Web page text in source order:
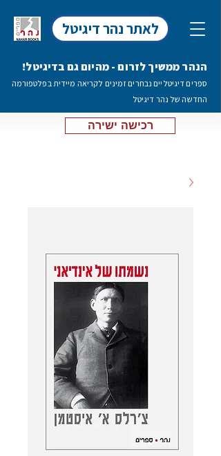
לאתר נהר דיגיטל
הנהר ממשיך לזרום - מהיום גם בדיגיטל!
ספרים דיגיטליים נבחרים זמינים לקריאה מיידית בפלטפורמה
החדשה של נהר דיגיטל
רכישה ישירה